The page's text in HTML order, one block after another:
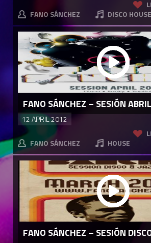
FANO SÁNCHEZ
DISCO HOUSE
FANO SÁNCHEZ – SESIÓN
12 APRIL 2012
FANO SÁNCHEZ HOUSE
FANO SÁNCHEZ – SESIÓN